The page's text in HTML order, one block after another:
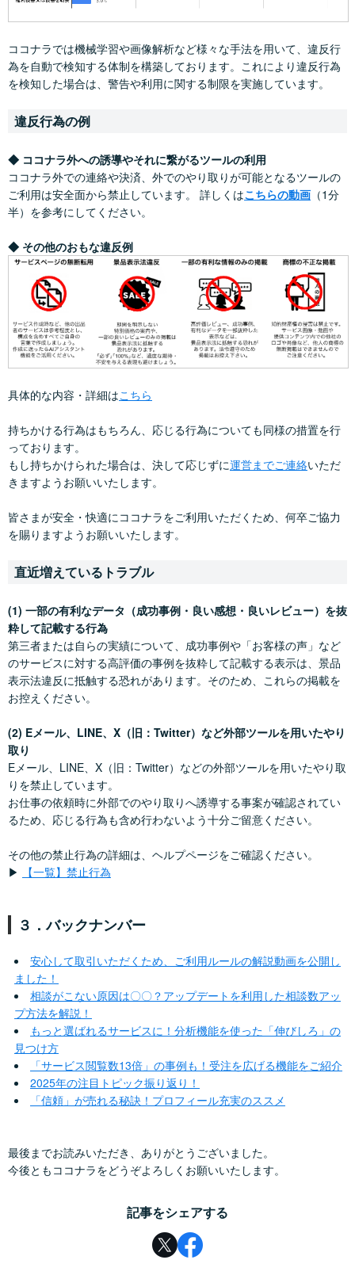
ココナラでは機械学習や画像解析など様々な手法を用いて、違反行
為を自動で検知する体制を構築しております。これにより違反行為
を検知した場合は、警告や利用に関する制限を実施しています。
違反行為の例
◆ ココナラ外への誘導やそれに繋がるツールの利用
ココナラ外での連絡や決済、外でのやり取りが可能となるツールの
ご利用は安全面から禁止しています。 詳しくはこちらの動画 （1分
半）を参考にしてください。
◆ その他のおもな違反例
具体的な内容・詳細はこちら
持ちかける行為はもちろん、応じる行為についても同様の措置を行
っております。
もし持ちかけられた場合は、決して応じずに運営までご連絡いただ
きますようお願いいたします。
皆さまが安全・快適にココナラをご利用いただくため、何卒ご協力
を賜りますようお願いいたします。
直近増えているトラブル
(1) 一部の有利なデータ（成功事例・良い感想・良いレビュー）を抜
粋して記載する行為
第三者または自らの実績について、成功事例や「お客様の声」など
のサービスに対する高評価の事例を抜粋して記載する表示は、景品
表示法違反に抵触する恐れがあります。そのため、これらの掲載を
お控えください。
(2) Eメール、LINE、X（旧：Twitter）など外部ツールを用いたやり
取り
Eメール、LINE、X（旧：Twitter）などの外部ツールを用いたやり取
りを禁止しています。
お仕事の依頼時に外部でのやり取りへ誘導する事案が確認されてい
るため、応じる行為も含め行わないよう十分ご留意ください。
その他の禁止行為の詳細は、ヘルプページをご確認ください。
▶︎
【一覧】禁止行為
３．バックナンバー
安心して取引いただくため、ご利用ルールの解説動画を公開し
ました！
相談がこない原因は〇〇？アップデートを利用した相談数アッ
プ方法を解説！
もっと選ばれるサービスに！分析機能を使った「伸びしろ」の
見つけ方
「サービス閲覧数13倍」の事例も！受注を広げる機能をご紹介
2025年の注目トピック振り返り！
「信頼」が売れる秘訣！プロフィール充実のススメ
最後までお読みいただき、ありがとうございました。
今後ともココナラをどうぞよろしくお願いいたします。
記事をシェアする